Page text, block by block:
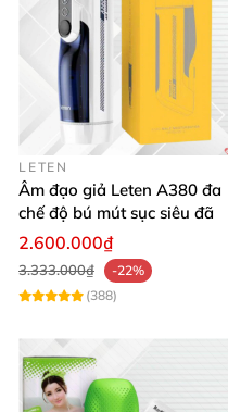
LETEN
Âm đạo giả Leten A380 đa
chế độ bú mút sục siêu đã
2.600.000₫
3.333.000₫
-22%
(388)